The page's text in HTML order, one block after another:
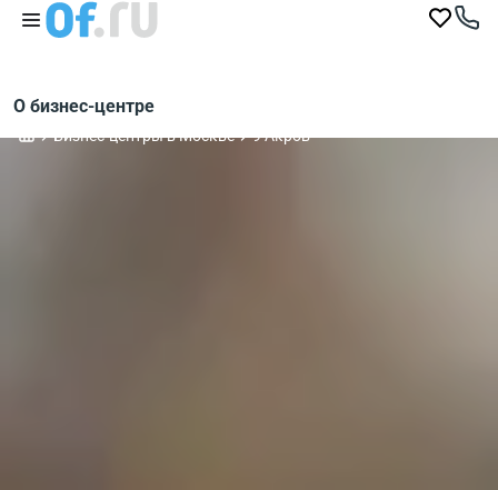
О бизнес-центре
Бизнес-центры в Москве 9 Акров